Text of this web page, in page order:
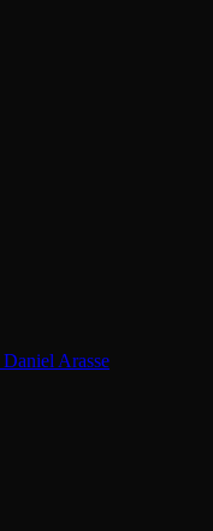
Daniel Arasse